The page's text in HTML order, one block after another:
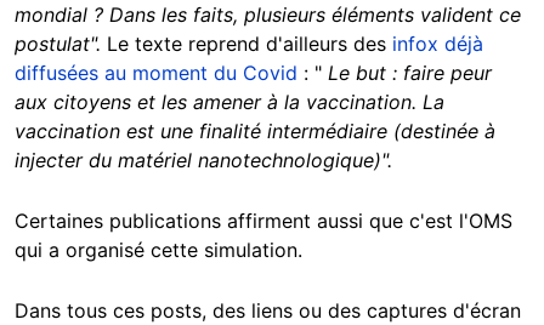
mondial ? Dans les faits, plusieurs éléments valident ce
postulat". Le texte reprend d'ailleurs des infox déjà
diffusées au moment du Covid : " Le but : faire peur
aux citoyens et les amener à la vaccination. La
vaccination est une finalité intermédiaire (destinée à
injecter du matériel nanotechnologique)".
Certaines publications affirment aussi que c'est l'OMS
qui a organisé cette simulation.
Dans tous ces posts, des liens ou des captures d'écran